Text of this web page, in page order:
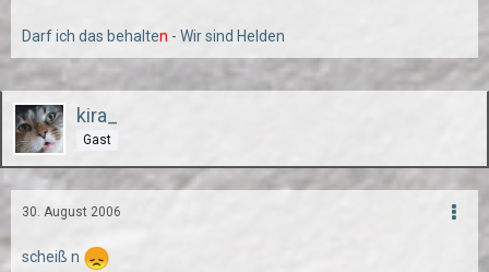
Darf ich das behalten - Wir sind Helden
kira_
Gast
30. August 2006
scheiß n